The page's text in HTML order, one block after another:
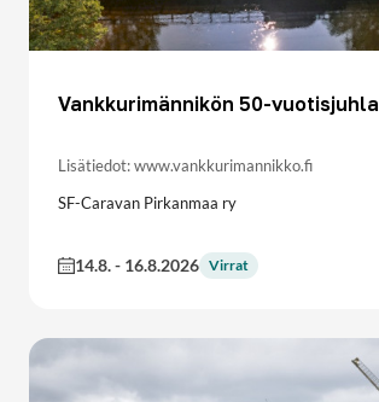
Vankkurimännikön 50-vuotisjuhla
Lisätiedot: www.vankkurimannikko.fi
SF-Caravan Pirkanmaa ry
14.8.- 16.8.2026 Virrat